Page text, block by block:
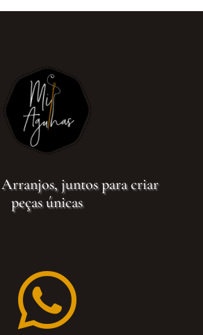
Arranjos, juntos para criar
peças únicas
